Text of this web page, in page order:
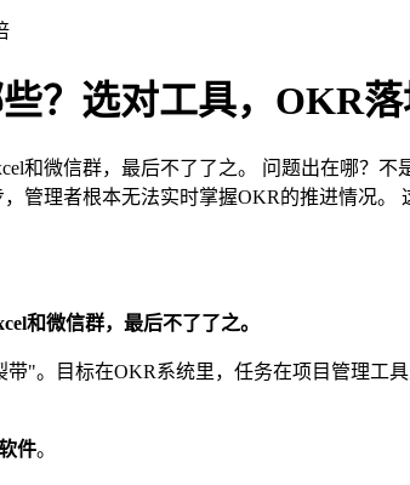
？选对工具，OKR
和微信群，最后不了了之。 问题出在哪？
管理者根本无法实时掌握OKR的推进情况
和微信群，最后不了了之。
"。目标在OKR系统里，任务在项目管理工
件。